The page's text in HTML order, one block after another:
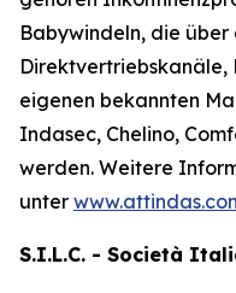
Babywindeln, die über
Direktvertriebskanäle,
eigenen bekannten
Indasec, Chelino,
werden. Weitere
unter
S.I.L.C. - Società